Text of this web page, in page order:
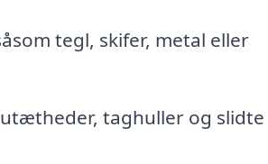
tegl, skifer, metal eller
taghuller og slidte